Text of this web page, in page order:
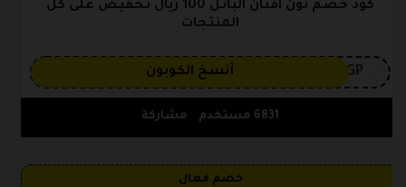
كود خصم نون افنان الباتل 100 ريال تخفيض على كل
المنتجات
3GP أنسخ الكوبون
6831 مستخدم مشاركة
خصم فعال